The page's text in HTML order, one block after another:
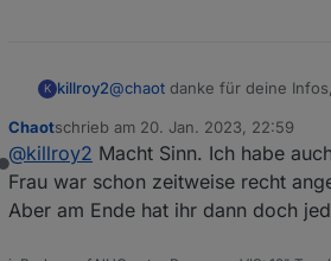
K killroy2@chaot danke für deine
Offline
Chaotschrieb am 20. Jan. 2023, 22:59
zuletzt editiert von
@killroy2 Macht Sinn. Ich habe
Frau war schon zeitweise recht
Aber am Ende hat ihr dann doch